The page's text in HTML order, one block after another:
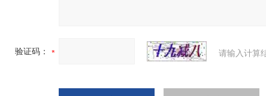
验证码： 请输入计算